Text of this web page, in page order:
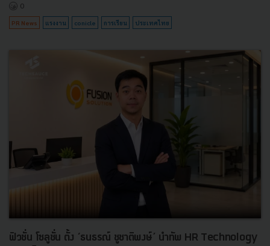
0
PR News แรงงาน conicle การเรียน ประเทศไทย
ฟิวชั่น โซลูชั่น ตั้ง ‘ธนธรณ์ ชูชาติพงษ์’ นำทัพ HR Technology